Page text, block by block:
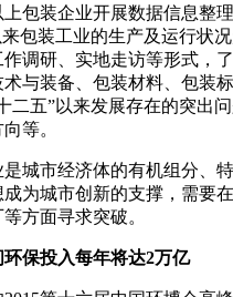
包装企业开展数据信息整
包装工业的生产及运行状况
调研、实地走访等形式，
与装备、包装材料、包装
二五”以来发展存在的突出
等。
城市经济体的有机组分、
为城市创新的支撑，需要
方面寻求突破。
保投入每年将达2万亿